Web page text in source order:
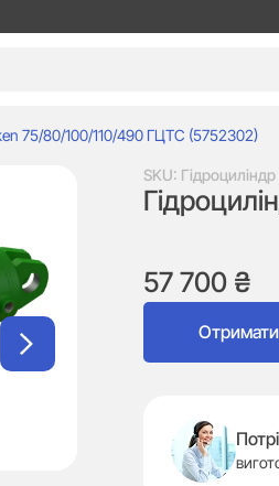
75/80/100/110/490 ГЦТС (5752302)
SKU:
57 700 ₴
Отримати